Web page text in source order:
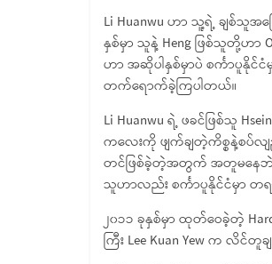
Li Huanwu ဟာ သူ့ရဲ့ ချစ်သူ
နှစ်မှာ သူနဲ့ Heng ဖြစ်သူတို့ဟာ
ဟာ အဆိုပါနှစ်မှာပဲ စင်္ကာပူနိုင်
တက်ရောက်ခဲ့ကြပါတယ်။
Li Huanwu ရဲ့ ဖခင်ဖြစ်သူ
ကလေးကို ဖျက်ချတဲ့ကိစ္စနဲ့စပ်လျ
တင်ဖြစ်ခဲ့တဲ့အတွက် အတူမနေဘဲ ကွဲ
သူဟာလည်း စင်္ကာပူနိုင်ငံမှာ တ
၂၀၁၁ ခုနှစ်မှာ ထုတ်ဝေခဲ့တဲ့
ကြီး Lee Kuan Yew က လိ